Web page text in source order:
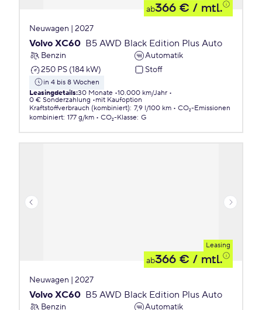
ab366 € / mtl.
Neuwagen | 2027
Volvo XC60 B5 AWD Black Edition Plus Auto
Benzin
Automatik
250 PS (184 kW)
Stoff
in 4 bis 8 Wochen
Leasingdetails:30 Monate 10.000 km/Jahr
0 € Sonderzahlung
mit Kaufoption
Kraftstoffverbrauch (kombiniert): 7,9 l/100 km
CO₂-Emissionen
kombiniert: 177 g/km CO₂-Klasse: G
Leasing
ab366 € / mtl.
Neuwagen | 2027
Volvo XC60 B5 AWD Black Edition Plus Auto
Benzin
Automatik